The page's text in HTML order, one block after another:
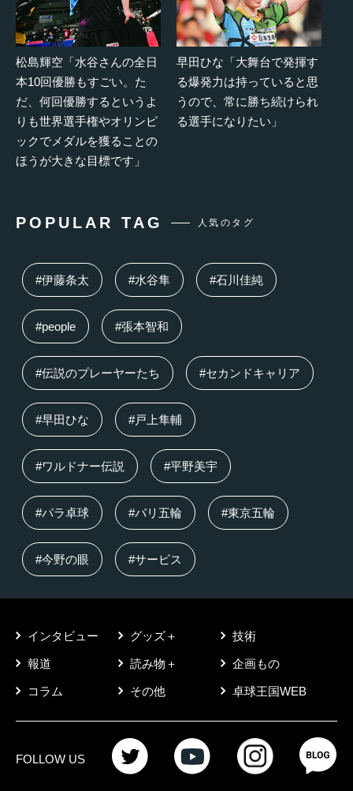
松島輝空「水谷さんの全日
本10回優勝もすごい。た
だ、何回優勝するというよ
りも世界選手権やオリンピ
ックでメダルを獲ることの
ほうが大きな目標です」
早田ひな「大舞台で発揮す
る爆発力は持っていると思
うので、常に勝ち続けられ
る選手になりたい」
POPULAR TAG 人気のタグ
#伊藤条太 #水谷隼 #石川佳純
#people #張本智和
#伝説のプレーヤーたち #セカンドキャリア
#早田ひな #戸上隼輔
#ワルドナー伝説 #平野美宇
#パラ卓球 #パリ五輪 #東京五輪
#今野の眼 #サービス
インタビュー グッズ＋ 技術
報道 読み物＋ 企画もの
コラム その他 卓球王国WEB
FOLLOW US